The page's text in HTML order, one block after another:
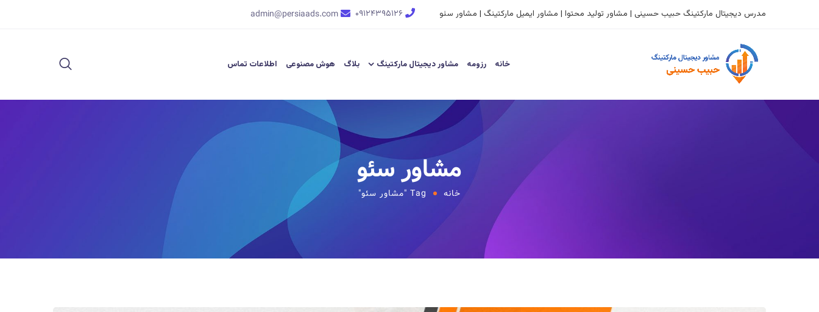
مدرس دیجیتال مارکتینگ حبیب حسینی | مشاور تولید محتوا | مشاور ایمیل مارکتینگ | مشاور سئو admin@persiaads.com
خانه رزومه مشاور دیجیتال مارکتینگ بلاگ هوش مصنوعی اطلاعات تماس
مشاور سئو
خانه Tag "مشاور سئو"